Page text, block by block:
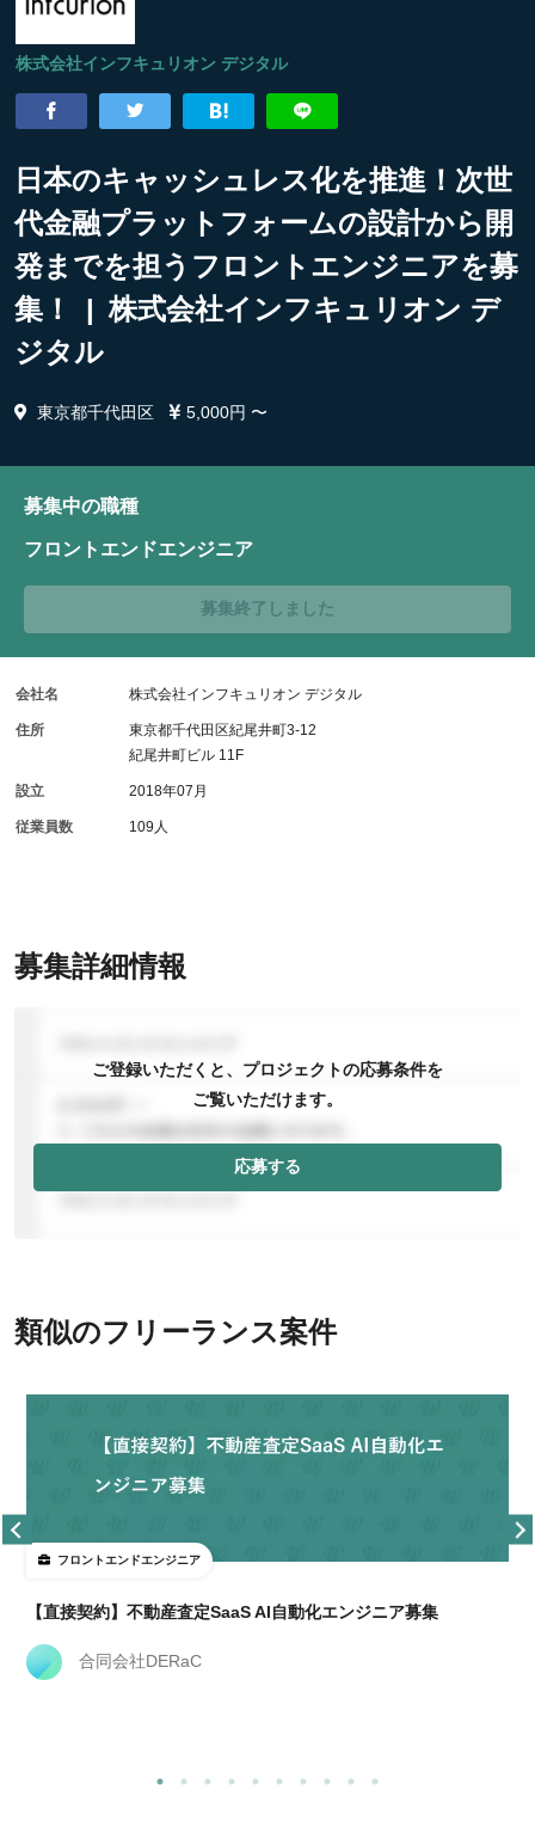
株式会社インフキュリオン デジタル
日本のキャッシュレス化を推進！次世
代金融プラットフォームの設計から開
発までを担うフロントエンジニアを募
集！ | 株式会社インフキュリオン デ
ジタル
東京都千代田区 5,000円 〜
募集詳細情報
ご登録いただくと、プロジェクトの応募条件を
ご覧いただけます。
応募する
募集中の職種
フロントエンドエンジニア
募集終了しました
会社名 株式会社インフキュリオン デジタル
住所
東京都千代田区紀尾井町3-12
紀尾井町ビル 11F
設立 2018年07月
従業員数 109人
類似のフリーランス案件
フロントエンドエンジニア
【直接契約】不動産査定SaaS AI自動化エンジニア募集
合同会社DERaC